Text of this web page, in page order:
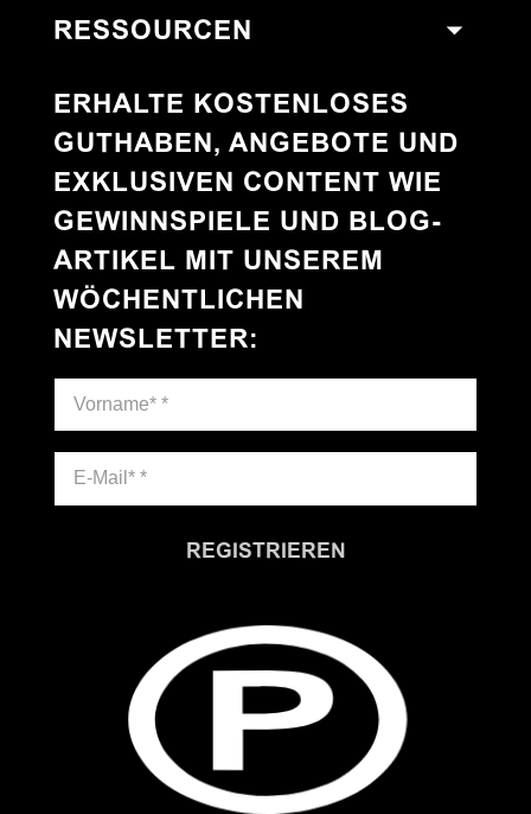
RESSOURCEN
ERHALTE KOSTENLOSES
GUTHABEN, ANGEBOTE UND
EXKLUSIVEN CONTENT WIE
GEWINNSPIELE UND BLOG-
ARTIKEL MIT UNSEREM
WÖCHENTLICHEN
NEWSLETTER:
REGISTRIEREN